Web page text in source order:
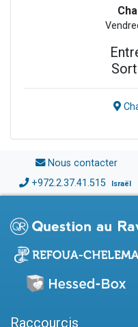
Nous contacter
+972.2.37.41.515 Israël
Raccourcis